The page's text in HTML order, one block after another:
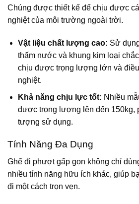
Chúng được thiết kế để chịu được
nghiệt của môi trường ngoài trời.
Vật liệu chất lượng cao: Sử
thấm nước và khung kim loại
chịu được trọng lượng lớn và
nghiệt.
Khả năng chịu lực tốt: Nhiều
được trọng lượng lên đến 150kg,
tượng sử dụng.
Tính Năng Đa Dụng
Ghế đi phượt gấp gọn không chỉ
nhiều tính năng hữu ích khác, giúp
đi một cách trọn vẹn.